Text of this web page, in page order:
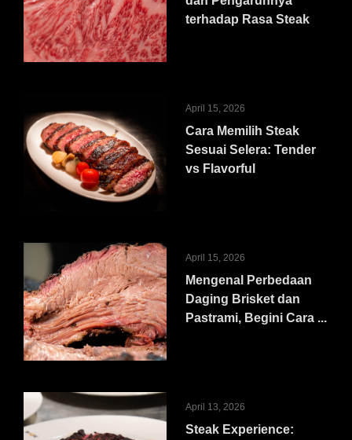
terhadap Rasa Steak
April 15, 2026
Cara Memilih Steak
Sesuai Selera: Tender
vs Flavorful
April 15, 2026
Mengenal Perbedaan
Daging Brisket dan
Pastrami, Begini Cara ...
April 13, 2026
Steak Experience: